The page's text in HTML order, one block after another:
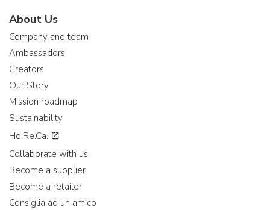
About Us
Company and team
Ambassadors
Creators
Our Story
Mission roadmap
Sustainability
Ho.Re.Ca.
Collaborate with us
Become a supplier
Become a retailer
Consiglia ad un amico